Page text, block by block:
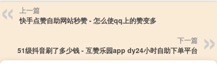
上一篇
快手点赞自助网站秒赞 - 怎么使qq上的赞变多
下一篇
51级抖音刷了多少钱 - 互赞乐园app dy24小时自助下单平台